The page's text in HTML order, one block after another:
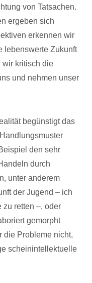
von Tatsachen.
ergeben sich
erkennen wir
lebenswerte Zukunft
wir kritisch die
und nehmen unser
begünstigt das
den sehr
durch
unter anderem
der Jugend – ich
zu retten –, oder
gemorpht
die Probleme nicht,
scheinintellektuelle